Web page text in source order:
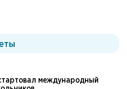
международный